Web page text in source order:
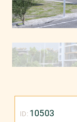
ID: 10503